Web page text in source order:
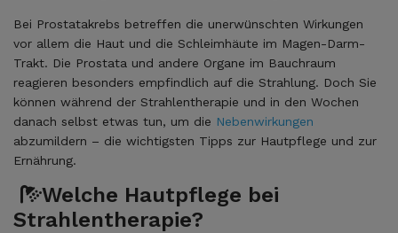
Bei Prostatakrebs betreffen die unerwünschten Wirkungen
vor allem die Haut und die Schleimhäute im Magen-Darm-
Trakt. Die Prostata und andere Organe im Bauchraum
reagieren besonders empfindlich auf die Strahlung. Doch Sie
können während der Strahlentherapie und in den Wochen
danach selbst etwas tun, um die Nebenwirkungen
abzumildern – die wichtigsten Tipps zur Hautpflege und zur
Ernährung.
Welche Hautpflege bei
Strahlentherapie?